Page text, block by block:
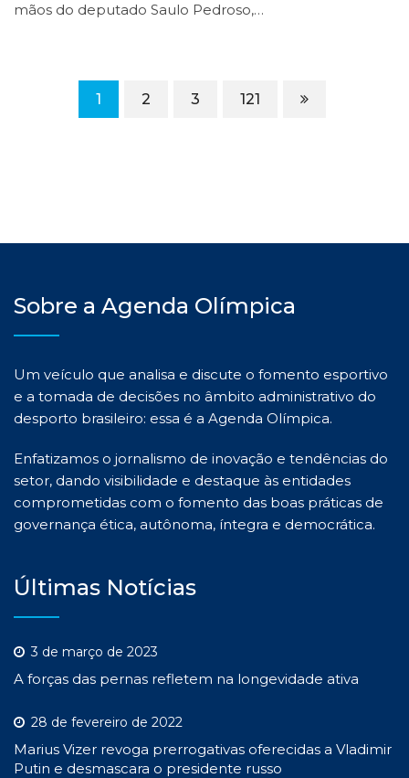
mãos do deputado Saulo Pedroso,…
1 2 3 121
Sobre a Agenda Olímpica
Um veículo que analisa e discute o fomento esportivo
e a tomada de decisões no âmbito administrativo do
desporto brasileiro: essa é a Agenda Olímpica.
Enfatizamos o jornalismo de inovação e tendências do
setor, dando visibilidade e destaque às entidades
comprometidas com o fomento das boas práticas de
governança ética, autônoma, íntegra e democrática.
Últimas Notícias
3 de março de 2023
A forças das pernas refletem na longevidade ativa
28 de fevereiro de 2022
Marius Vizer revoga prerrogativas oferecidas a Vladimir
Putin e desmascara o presidente russo